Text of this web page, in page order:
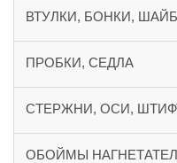
ВТУЛКИ, БОНКИ,
ПРОБКИ, СЕДЛА
СТЕРЖНИ, ОСИ,
ОБОЙМЫ